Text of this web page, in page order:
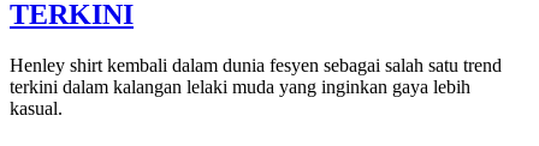
TERKINI
Henley shirt kembali dalam dunia fesyen sebagai salah satu trend
terkini dalam kalangan lelaki muda yang inginkan gaya lebih
kasual.